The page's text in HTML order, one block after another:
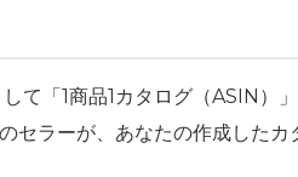
「1商品1カタログ（ASIN）
セラーが、あなたの作成したカ